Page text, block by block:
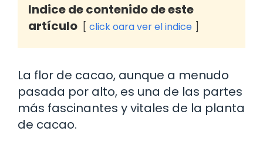
Indice de contenido de este
artículo
click oara ver el indice
La flor de cacao, aunque a menudo
pasada por alto, es una de las partes
más fascinantes y vitales de la planta
de cacao.